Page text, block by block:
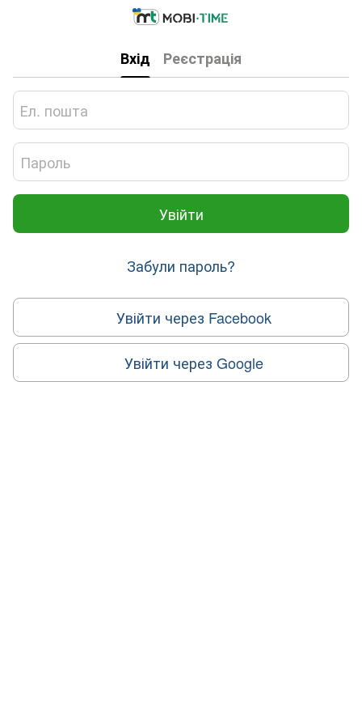
Вхід Реєстрація
Увійти
Забули пароль?
Увійти через Facebook
Увійти через Google